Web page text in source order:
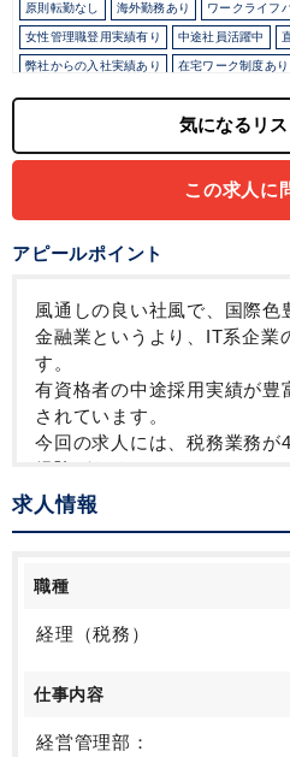
原則転勤なし 海外勤務あり ワークライフ
女性管理職登用実績有り 中途社員活躍中
弊社からの入社実績あり 在宅ワーク制度あり
年間休日120日以上
この求人に
アピールポイント
風通しの良い社風で、国際色
金融業というより、IT系企業
す。
有資格者の中途採用実績が豊
されています。
今回の求人には、税務業務が
経験がなくてもチャレンジし
ひご応募いただきたいと思い
求人情報
職種
経理（税務）
仕事内容
経営管理部：